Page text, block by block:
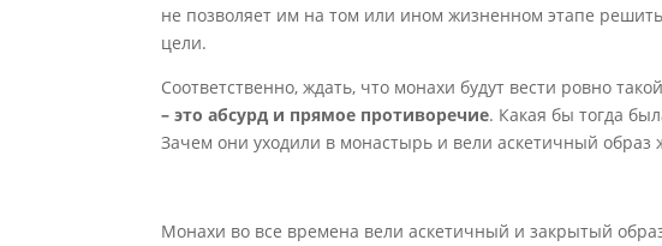
не позволяет им на том или ином жизненном этапе
цели.
Соответственно, ждать, что монахи будут вести ровно
– это абсурд и прямое противоречие. Какая бы тогда
Зачем они уходили в монастырь и вели аскетичный образ
Монахи во все времена вели аскетичный и закрытый